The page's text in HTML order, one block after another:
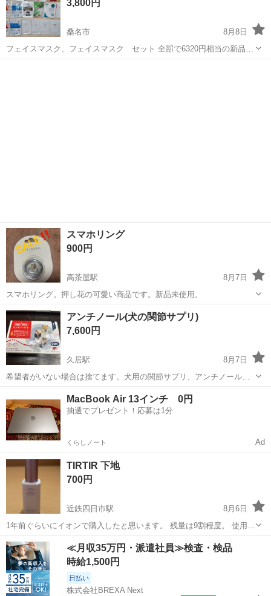
3,800円
桑名市
8月8日
フェイスマスク、フェイスマスク セット 全部で6320円相当の新品未
使用のものです
スマホリング
900円
高茶屋駅
8月7日
スマホリング。押し花の可愛い商品です。新品未使用。
三重 津市 フェイスケア 商品
アンチノール(犬の関節サプリ)
7,600円
久居駅
8月7日
希望者がいない場合は捨てます。犬用の関節サプリ、アンチノールで
す。箱は開けてしまいましたが、中身は新品です。90粒+30粒入って
います。先住犬がなくなって、使うことがなくなったのでお譲りいた
します。愛犬家の方に使っていただけ...
健康食品
MacBook Air 13インチ 0円
抽選でプレゼント！応募は1分
くらしノート Ad
TIRTIR 下地
700円
近鉄四日市駅
8月6日
1年前ぐらいにイオンで購入したと思います。 残量は9割程度。 使用し
ないため出品します。
三重 四日市市 近鉄四日市駅 メイクアップ イオン
≪月収35万円・派遣社員≫検査・検品
時給1,500円
日払い
株式会社BREXA Next